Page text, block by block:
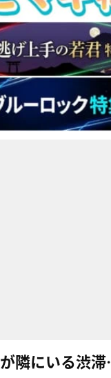
隣にいる渋